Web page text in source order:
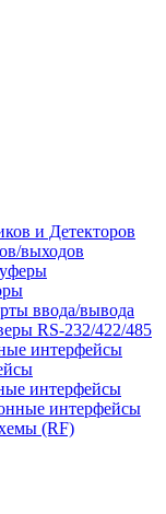
и Детекторов
выходов
ввода/вывода
RS-232/422/485
интерфейсы
интерфейсы
интерфейсы
(RF)